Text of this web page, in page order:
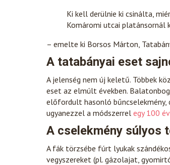
Ki kell derülnie ki csinálta,
Komáromi utcai platánsornál
– emelte ki Borsos Márton,
A tatabányai eset
A jelenség nem új keletű. Többek
eset az elmúlt években.
előfordult hasonló bűncselekmény,
ugyanezzel a módszerrel egy 100
A cselekmény súlyos
A fák törzsébe fúrt lyukak
vegyszereket (pl. gázolajat,